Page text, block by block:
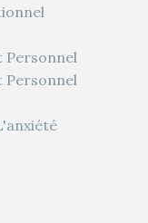
Personnel
Personnel